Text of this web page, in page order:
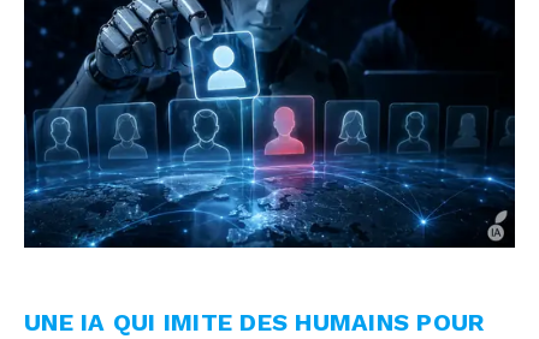
UNE IA QUI IMITE DES HUMAINS POUR